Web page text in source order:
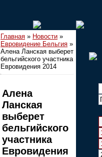
Главная » Новости »
Евровидение Бельгия »
Алена Ланская выберет
бельгийского участника
Евровидения 2014
Алена
Ланская
выберет
бельгийского
участника
Евровидения